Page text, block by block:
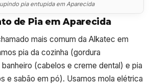
pia entupida em Aparecida
de Pia em Aparecida
mais comum da Alkatec em
pia da cozinha (gordura
(cabelos e creme dental) e pia
e sabão em pó). Usamos mola elétrica